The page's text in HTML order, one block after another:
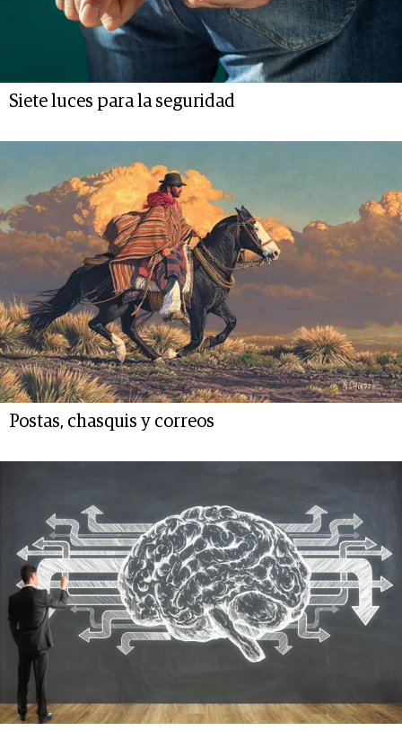
Siete luces para la seguridad
Postas, chasquis y correos